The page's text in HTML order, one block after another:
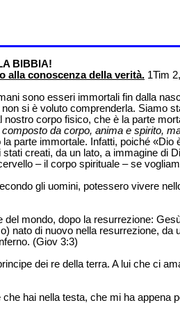
BIBBIA!
alla conoscenza della verità. 1Tim
sono esseri immortali fin dalla
si è voluto comprenderla. Siamo
corpo fisico, che è la parte
da corpo, anima e spirito,
parte immortale. Infatti, poiché «Dio
creati, da un lato, a immagine di
– il corpo spirituale – se
gli uomini, potessero vivere
mondo, dopo la resurrezione:
nato di nuovo nella resurrezione, da
(Giov 3:3)
dei re della terra. A lui che ci
hai nella testa, che mi ha appena